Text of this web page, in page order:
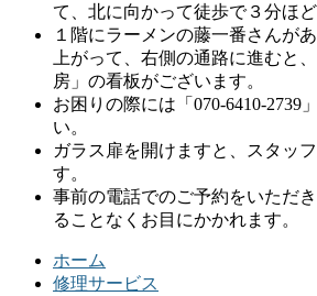
て、北に向かって徒歩で３分ほ
１階にラーメンの藤一番さんが
上がって、右側の通路に進むと
房」の看板がございます。
お困りの際には「070-6410-2739
い。
ガラス扉を開けますと、スタッ
す。
事前の電話でのご予約をいただ
ることなくお目にかかれます。
ホーム
修理サービス